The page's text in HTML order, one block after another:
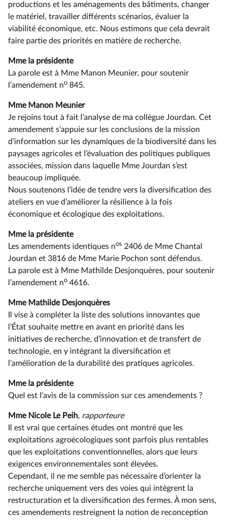
productions et les aménagements des bâtiments, changer
le matériel, travailler différents scénarios, évaluer la
viabilité économique, etc. Nous estimons que cela devrait
faire partie des priorités en matière de recherche.
Mme la présidente
La parole est à Mme Manon Meunier, pour soutenir
l’amendement no 845.
Mme Manon Meunier
Je rejoins tout à fait l’analyse de ma collègue Jourdan. Cet
amendement s’appuie sur les conclusions de la mission
d’information sur les dynamiques de la biodiversité dans les
paysages agricoles et l’évaluation des politiques publiques
associées, mission dans laquelle Mme Jourdan s’est
beaucoup impliquée.
Nous soutenons l’idée de tendre vers la diversification des
ateliers en vue d’améliorer la résilience à la fois
économique et écologique des exploitations.
Mme la présidente
Les amendements identiques nos 2406 de Mme Chantal
Jourdan et 3816 de Mme Marie Pochon sont défendus.
La parole est à Mme Mathilde Desjonquères, pour soutenir
l’amendement no 4616.
Mme Mathilde Desjonquères
Il vise à compléter la liste des solutions innovantes que
l’État souhaite mettre en avant en priorité dans les
initiatives de recherche, d’innovation et de transfert de
technologie, en y intégrant la diversification et
l’amélioration de la durabilité des pratiques agricoles.
Mme la présidente
Quel est l’avis de la commission sur ces amendements ?
Mme Nicole Le Peih, rapporteure
Il est vrai que certaines études ont montré que les
exploitations agroécologiques sont parfois plus rentables
que les exploitations conventionnelles, alors que leurs
exigences environnementales sont élevées.
Cependant, il ne me semble pas nécessaire d’orienter la
recherche uniquement vers des voies qui intègrent la
restructuration et la diversification des fermes. À mon sens,
ces amendements restreignent la notion de reconception